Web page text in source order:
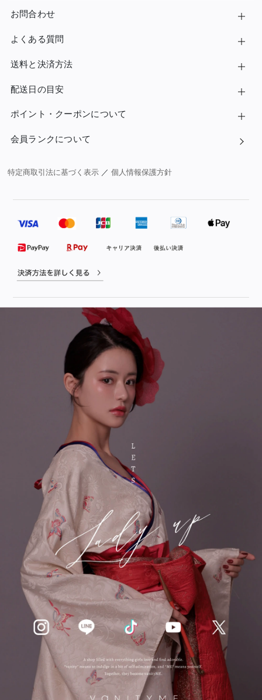
お問合わせ
よくある質問
送料と決済方法
配送日の目安
ポイント・クーポンについて
会員ランクについて
特定商取引法に基づく表示 ／個人情報保護方針